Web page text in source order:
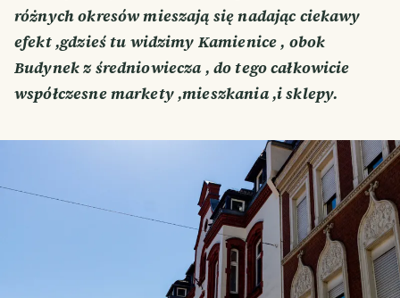
różnych okresów mieszają się nadając ciekawy
efekt ,gdzieś tu widzimy Kamienice , obok
Budynek z średniowiecza , do tego całkowicie
współczesne markety ,mieszkania ,i sklepy.